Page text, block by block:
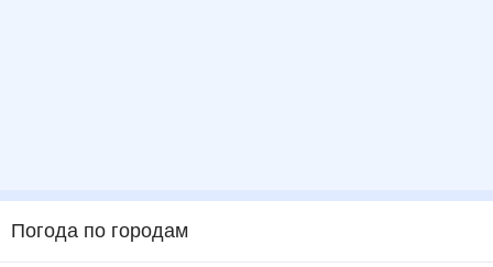
Погода по городам